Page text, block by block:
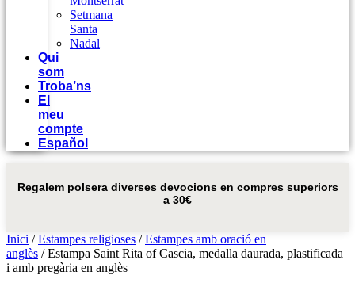
Setmana
Santa
Nadal
Qui
som
Troba’ns
El
meu
compte
Español
Regalem polsera diverses devocions en compres superiors
a 30€
Inici /Estampes religioses /Estampes amb oració en
anglès / Estampa Saint Rita of Cascia, medalla daurada, plastificada
i amb pregària en anglès